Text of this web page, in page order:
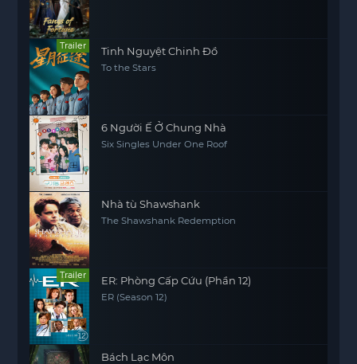
Trailer Tinh Nguyệt Chinh Đồ
To the Stars
6 Người Ế Ở Chung Nhà
Six Singles Under One Roof
Nhà tù Shawshank
The Shawshank Redemption
Trailer ER: Phòng Cấp Cứu (Phần 12)
ER (Season 12)
Bách Lạc Môn